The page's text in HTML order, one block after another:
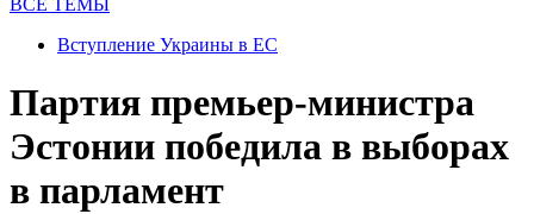
ВСЕ ТЕМЫ
Вступление Украины в ЕС
Партия премьер-министра
Эстонии победила в выборах
в парламент